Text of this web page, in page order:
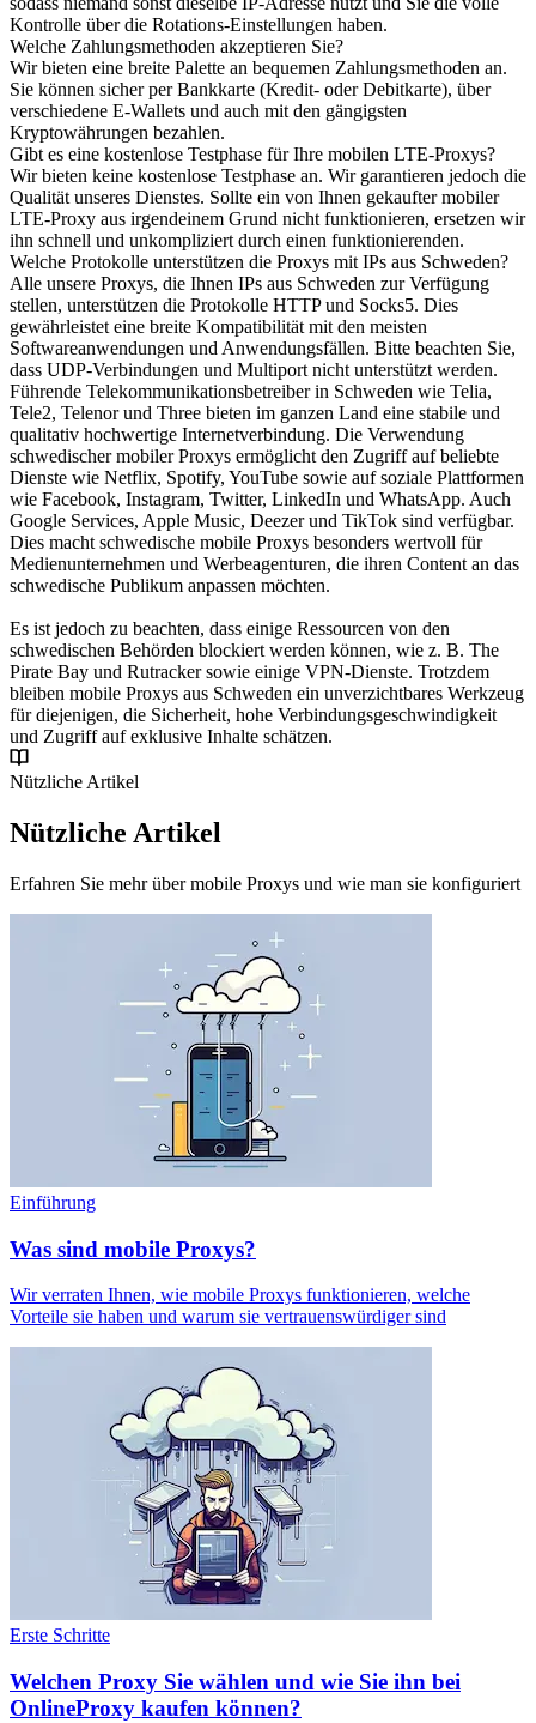
Kontrolle über die Rotations-Einstellungen haben.
Welche Zahlungsmethoden akzeptieren Sie?
Wir bieten eine breite Palette an bequemen Zahlungsmethoden an.
Sie können sicher per Bankkarte (Kredit- oder Debitkarte), über
verschiedene E-Wallets und auch mit den gängigsten
Kryptowährungen bezahlen.
Gibt es eine kostenlose Testphase für Ihre mobilen LTE-Proxys?
Wir bieten keine kostenlose Testphase an. Wir garantieren jedoch die
Qualität unseres Dienstes. Sollte ein von Ihnen gekaufter mobiler
LTE-Proxy aus irgendeinem Grund nicht funktionieren, ersetzen wir
ihn schnell und unkompliziert durch einen funktionierenden.
Welche Protokolle unterstützen die Proxys mit IPs aus Schweden?
Alle unsere Proxys, die Ihnen IPs aus Schweden zur Verfügung
stellen, unterstützen die Protokolle HTTP und Socks5. Dies
gewährleistet eine breite Kompatibilität mit den meisten
Softwareanwendungen und Anwendungsfällen. Bitte beachten Sie,
dass UDP-Verbindungen und Multiport nicht unterstützt werden.
Führende Telekommunikationsbetreiber in Schweden wie Telia,
Tele2, Telenor und Three bieten im ganzen Land eine stabile und
qualitativ hochwertige Internetverbindung. Die Verwendung
schwedischer mobiler Proxys ermöglicht den Zugriff auf beliebte
Dienste wie Netflix, Spotify, YouTube sowie auf soziale Plattformen
wie Facebook, Instagram, Twitter, LinkedIn und WhatsApp. Auch
Google Services, Apple Music, Deezer und TikTok sind verfügbar.
Dies macht schwedische mobile Proxys besonders wertvoll für
Medienunternehmen und Werbeagenturen, die ihren Content an das
schwedische Publikum anpassen möchten.
Es ist jedoch zu beachten, dass einige Ressourcen von den
schwedischen Behörden blockiert werden können, wie z. B. The
Pirate Bay und Rutracker sowie einige VPN-Dienste. Trotzdem
bleiben mobile Proxys aus Schweden ein unverzichtbares Werkzeug
für diejenigen, die Sicherheit, hohe Verbindungsgeschwindigkeit
und Zugriff auf exklusive Inhalte schätzen.
Nützliche Artikel
Nützliche Artikel
Erfahren Sie mehr über mobile Proxys und wie man sie konfiguriert
Einführung
Was sind mobile Proxys?
Wir verraten Ihnen, wie mobile Proxys funktionieren, welche
Vorteile sie haben und warum sie vertrauenswürdiger sind
Erste Schritte
Welchen Proxy Sie wählen und wie Sie ihn bei
OnlineProxy kaufen können?